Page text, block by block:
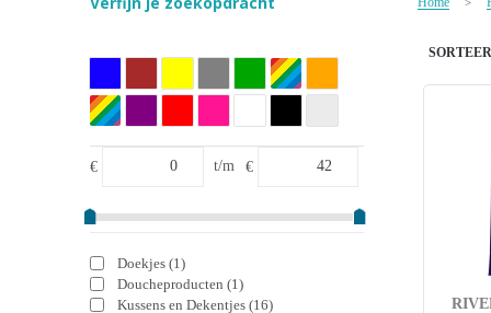
€ t/m €
Doekjes (1)
Doucheproducten (1)
Kussens en Dekentjes (16)